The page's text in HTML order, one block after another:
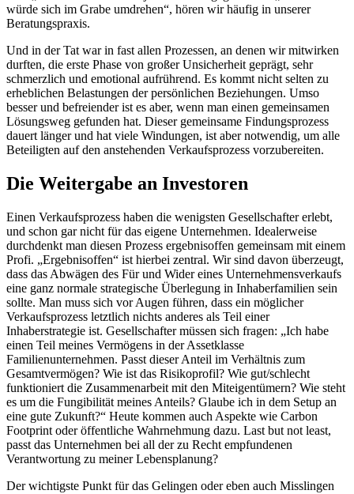
würde sich im Grabe umdrehen“, hören wir häufig in unserer
Beratungspraxis.
Und in der Tat war in fast allen Prozessen, an denen wir mitwirken
durften, die erste Phase von großer Unsicherheit geprägt, sehr
schmerzlich und emotional aufrührend. Es kommt nicht selten zu
erheblichen Belastungen der persönlichen Beziehungen. Umso
besser und befreiender ist es aber, wenn man einen gemeinsamen
Lösungsweg gefunden hat. Dieser gemeinsame Findungsprozess
dauert länger und hat viele Windungen, ist aber notwendig, um alle
Beteiligten auf den anstehenden Verkaufsprozess vorzubereiten.
Die Weitergabe an Investoren
Einen Verkaufsprozess haben die wenigsten Gesellschafter erlebt,
und schon gar nicht für das eigene Unternehmen. Idealerweise
durchdenkt man diesen Prozess ergebnisoffen gemeinsam mit einem
Profi. „Ergebnisoffen“ ist hierbei zentral. Wir sind davon überzeugt,
dass das Abwägen des Für und Wider eines Unternehmensverkaufs
eine ganz normale strategische Überlegung in Inhaberfamilien sein
sollte. Man muss sich vor Augen führen, dass ein möglicher
Verkaufsprozess letztlich nichts anderes als Teil einer
Inhaberstrategie ist. Gesellschafter müssen sich fragen: „Ich habe
einen Teil meines Vermögens in der Assetklasse
Familienunternehmen. Passt dieser Anteil im Verhältnis zum
Gesamtvermögen? Wie ist das Risikoprofil? Wie gut/schlecht
funktioniert die Zusammenarbeit mit den Miteigentümern? Wie steht
es um die Fungibilität meines Anteils? Glaube ich in dem Setup an
eine gute Zukunft?“ Heute kommen auch Aspekte wie Carbon
Footprint oder öffentliche Wahrnehmung dazu. Last but not least,
passt das Unternehmen bei all der zu Recht empfundenen
Verantwortung zu meiner Lebensplanung?
Der wichtigste Punkt für das Gelingen oder eben auch Misslingen